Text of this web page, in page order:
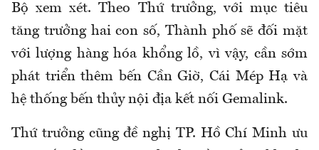
Bộ xem xét. Theo Thứ trưởng, với mục tiêu
tăng trưởng hai con số, Thành phố sẽ đối mặt
với lượng hàng hóa khổng lồ, vì vậy, cần sớm
phát triển thêm bến Cần Giờ, Cái Mép Hạ và
hệ thống bến thủy nội địa kết nối Gemalink.
Thứ trưởng cũng đề nghị TP. Hồ Chí Minh ưu